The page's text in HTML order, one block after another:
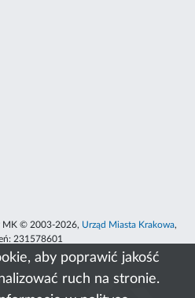
aby poprawić jakość
ruch na stronie.
MK © 2003-2026, Urząd Miasta Krakowa,
231578601